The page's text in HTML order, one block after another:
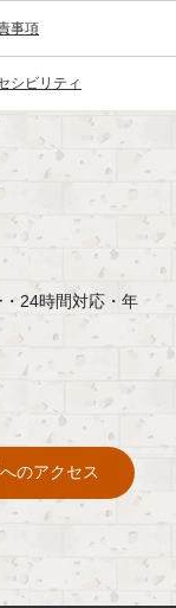
事項
シビリティ
24時間対応・年
のアクセス